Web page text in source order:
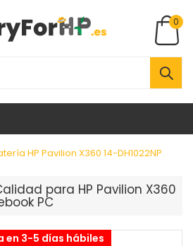
0
HP Pavilion X360 14-DH1022NP
para HP Pavilion X360
PC
en 3-5 días hábiles